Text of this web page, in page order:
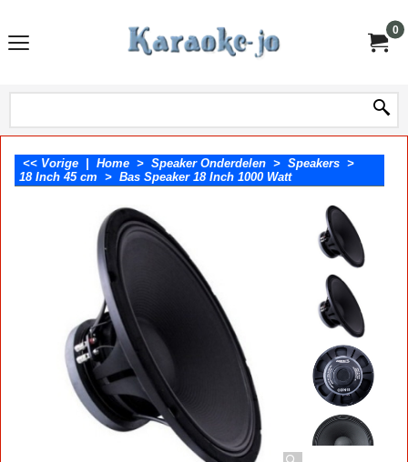
0
<< Vorige Home > Speaker Onderdelen > Speakers >
18 Inch 45 cm > Bas Speaker 18 Inch 1000 Watt